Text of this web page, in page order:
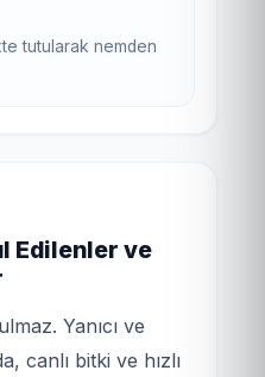
tutularak nemden
Edilenler ve
Yanıcı ve
canlı bitki ve hızlı